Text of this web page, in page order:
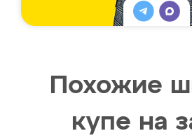
Похожие
купе на